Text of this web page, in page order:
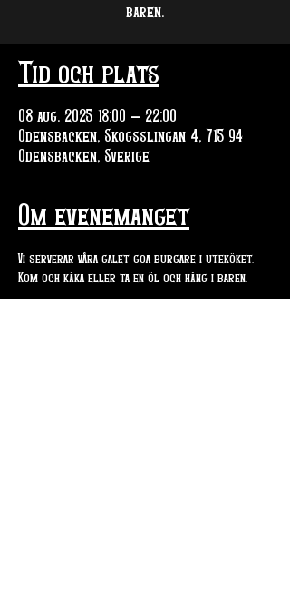
baren.
Tid och plats
08 aug. 2025 18:00 – 22:00
Odensbacken, Skogsslingan 4, 715 94
Odensbacken, Sverige
Om evenemanget
Vi serverar våra galet goa burgare i uteköket.
Kom och käka eller ta en öl och häng i baren.